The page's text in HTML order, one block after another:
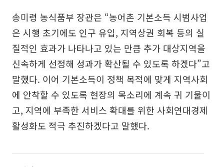
송미령 농식품부 장관은 “농어촌 기본소득 시범사업
은 시행 초기에도 인구 유입, 지역상권 회복 등의 실
질적인 효과가 나타나고 있는 만큼 추가 대상지역을
신속하게 선정해 성과가 확산될 수 있도록 하겠다”고
말했다. 이어 기본소득이 정책 목적에 맞게 지역사회
에 안착할 수 있도록 현장의 목소리에 계속 귀 기울이
고, 지역에 부족한 서비스 확대를 위한 사회연대경제
활성화도 적극 추진하겠다고 말했다.